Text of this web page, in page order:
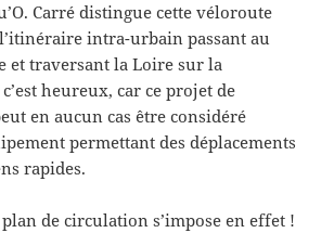
Carré distingue cette véloroute
intra-urbain passant au
et traversant la Loire sur la
heureux, car ce projet de
en aucun cas être considéré
permettant des déplacements
rapides.
de circulation s’impose en effet !